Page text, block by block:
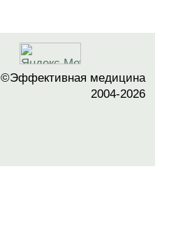
©Эффективная медицина
2004-2026